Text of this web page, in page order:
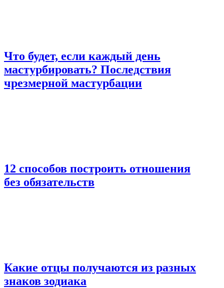
Что будет, если каждый день
мастурбировать? Последствия
чрезмерной мастурбации
12 способов построить отношения
без обязательств
Какие отцы получаются из разных
знаков зодиака